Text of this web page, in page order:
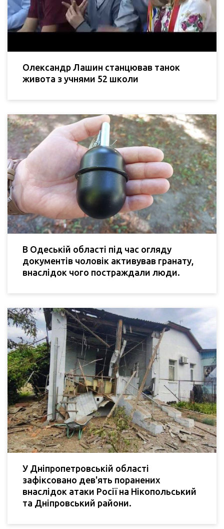
Олександр Лашин станцював танок
живота з учнями 52 школи
В Одеській області під час огляду
документів чоловік активував гранату,
внаслідок чого постраждали люди.
У Дніпропетровській області
зафіксовано дев'ять поранених
внаслідок атаки Росії на Нікопольський
та Дніпровський райони.